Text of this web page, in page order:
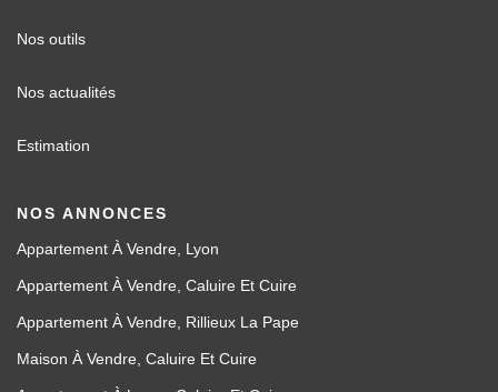
Nos outils
Nos actualités
Estimation
NOS ANNONCES
Appartement À Vendre, Lyon
Appartement À Vendre, Caluire Et Cuire
Appartement À Vendre, Rillieux La Pape
Maison À Vendre, Caluire Et Cuire